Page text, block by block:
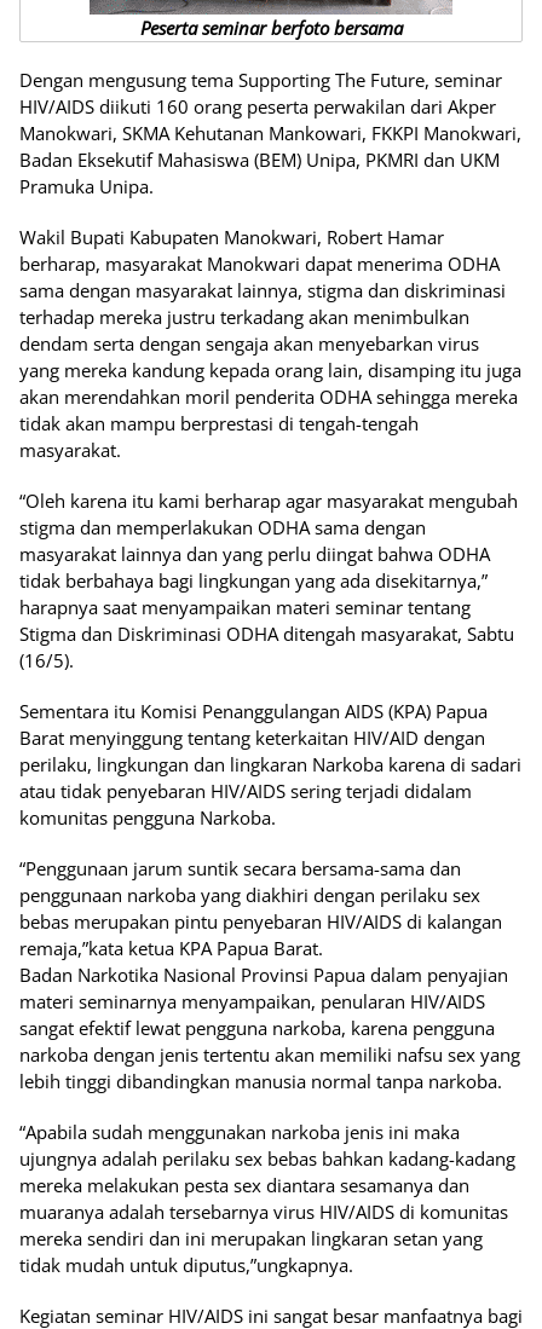
Peserta seminar berfoto bersama
Dengan mengusung tema Supporting The Future, seminar
HIV/AIDS diikuti 160 orang peserta perwakilan dari Akper
Manokwari, SKMA Kehutanan Mankowari, FKKPI Manokwari,
Badan Eksekutif Mahasiswa (BEM) Unipa, PKMRI dan UKM
Pramuka Unipa.
Wakil Bupati Kabupaten Manokwari, Robert Hamar
berharap, masyarakat Manokwari dapat menerima ODHA
sama dengan masyarakat lainnya, stigma dan diskriminasi
terhadap mereka justru terkadang akan menimbulkan
dendam serta dengan sengaja akan menyebarkan virus
yang mereka kandung kepada orang lain, disamping itu juga
akan merendahkan moril penderita ODHA sehingga mereka
tidak akan mampu berprestasi di tengah-tengah
masyarakat.
“Oleh karena itu kami berharap agar masyarakat mengubah
stigma dan memperlakukan ODHA sama dengan
masyarakat lainnya dan yang perlu diingat bahwa ODHA
tidak berbahaya bagi lingkungan yang ada disekitarnya,”
harapnya saat menyampaikan materi seminar tentang
Stigma dan Diskriminasi ODHA ditengah masyarakat, Sabtu
(16/5).
Sementara itu Komisi Penanggulangan AIDS (KPA) Papua
Barat menyinggung tentang keterkaitan HIV/AID dengan
perilaku, lingkungan dan lingkaran Narkoba karena di sadari
atau tidak penyebaran HIV/AIDS sering terjadi didalam
komunitas pengguna Narkoba.
“Penggunaan jarum suntik secara bersama-sama dan
penggunaan narkoba yang diakhiri dengan perilaku sex
bebas merupakan pintu penyebaran HIV/AIDS di kalangan
remaja,”kata ketua KPA Papua Barat.
Badan Narkotika Nasional Provinsi Papua dalam penyajian
materi seminarnya menyampaikan, penularan HIV/AIDS
sangat efektif lewat pengguna narkoba, karena pengguna
narkoba dengan jenis tertentu akan memiliki nafsu sex yang
lebih tinggi dibandingkan manusia normal tanpa narkoba.
“Apabila sudah menggunakan narkoba jenis ini maka
ujungnya adalah perilaku sex bebas bahkan kadang-kadang
mereka melakukan pesta sex diantara sesamanya dan
muaranya adalah tersebarnya virus HIV/AIDS di komunitas
mereka sendiri dan ini merupakan lingkaran setan yang
tidak mudah untuk diputus,”ungkapnya.
Kegiatan seminar HIV/AIDS ini sangat besar manfaatnya bagi